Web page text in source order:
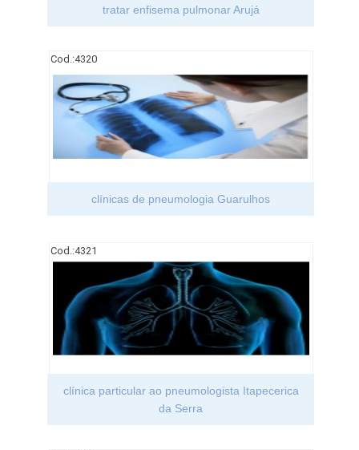
tratar enfisema pulmonar Arujá
Cod.:4320
clínicas de pneumologia Guarulhos
Cod.:4321
clínica particular ao pneumologista Itapecerica
da Serra